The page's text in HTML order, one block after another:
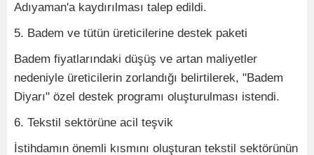
Adıyaman'a kaydırılması talep edildi.
5. Badem ve tütün üreticilerine destek paketi
Badem fiyatlarındaki düşüş ve artan maliyetler
nedeniyle üreticilerin zorlandığı belirtilerek, "Badem
Diyarı" özel destek programı oluşturulması istendi.
6. Tekstil sektörüne acil teşvik
İstihdamın önemli kısmını oluşturan tekstil sektörünün